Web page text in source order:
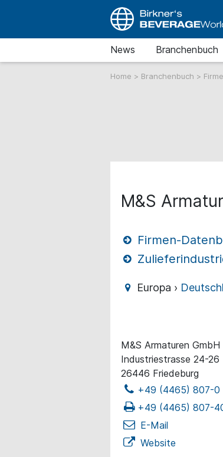
News Branchenbuch
Home > Branchenbuch >
M&S
Firmen-
Europa ›
M&S Armaturen GmbH
Industriestrasse 24-26
26446 Friedeburg
+49 (4465) 807-0
+49 (4465) 807-
E-Mail
Website